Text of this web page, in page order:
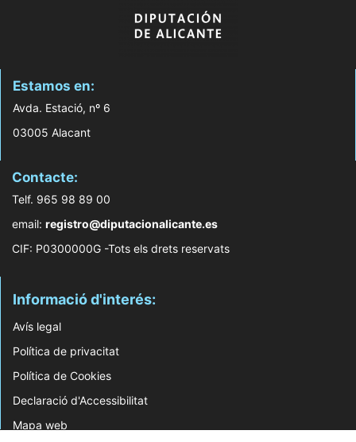
Estamos en:
Avda. Estació, nº 6
03005 Alacant
Contacte:
Telf. 965 98 89 00
email: registro@diputacionalicante.es
CIF: P0300000G -Tots els drets reservats
Informació d'interés:
Avís legal
Política de privacitat
Política de Cookies
Declaració d'Accessibilitat
Mapa web